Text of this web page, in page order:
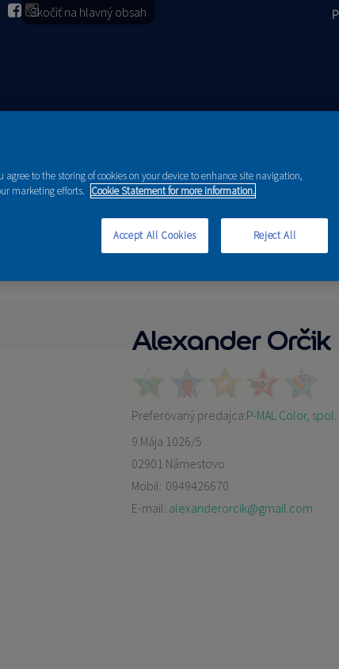
Skočiť na hlavný obsah
Alexander Orčik
Preferovaný predajca:P-MAL Color, spol.
9.Mája 1026/5
02901 Námestovo
Mobil: 0949426670
E-mail: alexanderorcik@gmail.com
agree to the storing of cookies on your device to enhance site navigation,
marketing efforts. Cookie Statement for more information.
Reject All
Accept All Cookies